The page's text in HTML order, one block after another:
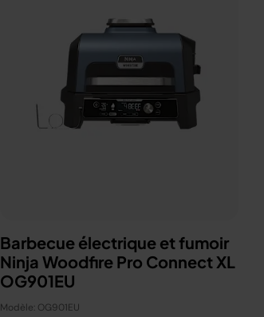
Barbecue électrique et fumoir
Ninja Woodfire Pro Connect XL
OG901EU
Modèle: OG901EU